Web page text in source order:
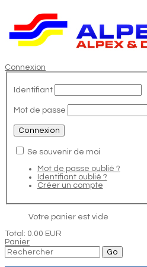
Connexion
Identifiant
Mot de passe
Se souvenir de moi
Mot de passe oublié ?
Identifiant oublié ?
Créer un compte
Votre panier est vide
Total: 0.00 EUR
Panier